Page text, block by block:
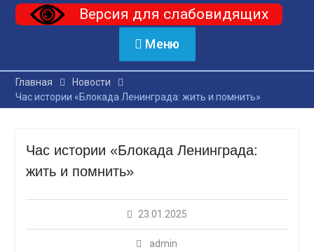
Версия для слабовидящих
Меню
Главная
Новости
Час истории «Блокада Ленинграда: жить и помнить»
Час истории «Блокада Ленинграда:
жить и помнить»
23.01.2025
admin